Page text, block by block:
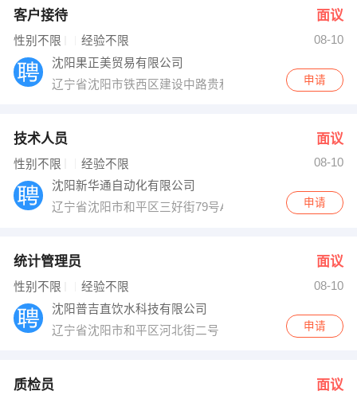
客户接待 面议
性别不限 经验不限
08-10
沈阳果正美贸易有限公司
辽宁省沈阳市铁西区建设中路贵和街万科金域国际12网
申请
技术人员 面议
性别不限 经验不限
08-10
沈阳新华通自动化有限公司
辽宁省沈阳市和平区三好街79号A305室
申请
统计管理员 面议
性别不限 经验不限
08-10
沈阳普吉直饮水科技有限公司
辽宁省沈阳市和平区河北街二号
申请
质检员 面议